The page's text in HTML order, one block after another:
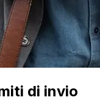
di invio